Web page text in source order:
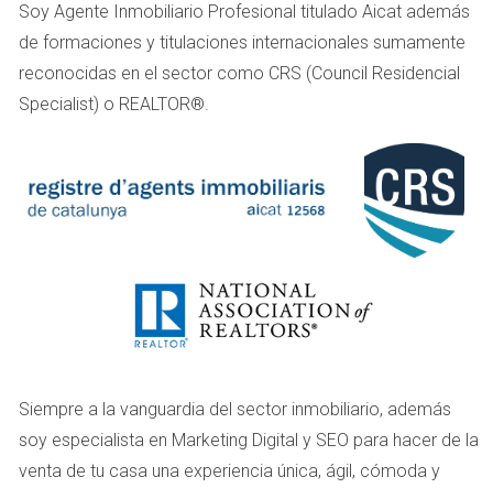
La red de transporte público es eficiente, permitiendo a los
residentes moverse fácilmente por la ciudad sin necesidad
de un coche. Además, el acceso a centros de salud de
primera categoría y a escuelas de prestigio hace que la
El compromiso de Barcelona con la sostenibilidad también
se refleja en iniciativas como las superillas, zonas urbanas
donde se limita el tráfico y se priorizan los espacios
verdes. Esto no solo mejora la calidad del aire, sino que
también fomenta un estilo de vida más tranquilo y
Oportunidades culturales y de ocio
Barcelona es una ciudad vibrante donde siempre hay algo
Soy Agente Inmobiliario Profesional titulado Aicat además
de formaciones y titulaciones internacionales sumamente
reconocidas en el sector como CRS (Council Residencial
Specialist) o REALTOR®.
Siempre a la vanguardia del sector inmobiliario, además
soy especialista en Marketing Digital y SEO para hacer de la
venta de tu casa una experiencia única, ágil, cómoda y